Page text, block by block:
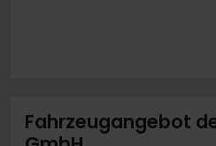
Fahrzeugangebot